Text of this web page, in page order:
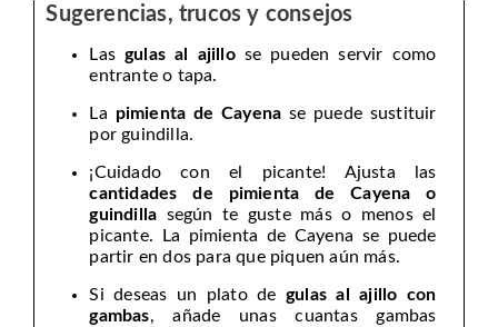
Sugerencias, trucos y consejos
Lasgulas al ajillose pueden servir como
entrante o tapa.
La pimienta de Cayena se puede sustituir
por guindilla.
¡Cuidado con el picante! Ajusta las
cantidades de pimienta de Cayena o
guindilla según te guste más o menos el
picante. La pimienta de Cayena se puede
partir en dos para que piquen aún más.
Si deseas un plato degulas al ajillo con
gambas, añade unas cuantas gambas